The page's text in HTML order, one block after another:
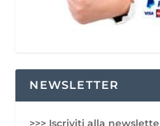
NEWSLETTER
>>> Iscriviti alla